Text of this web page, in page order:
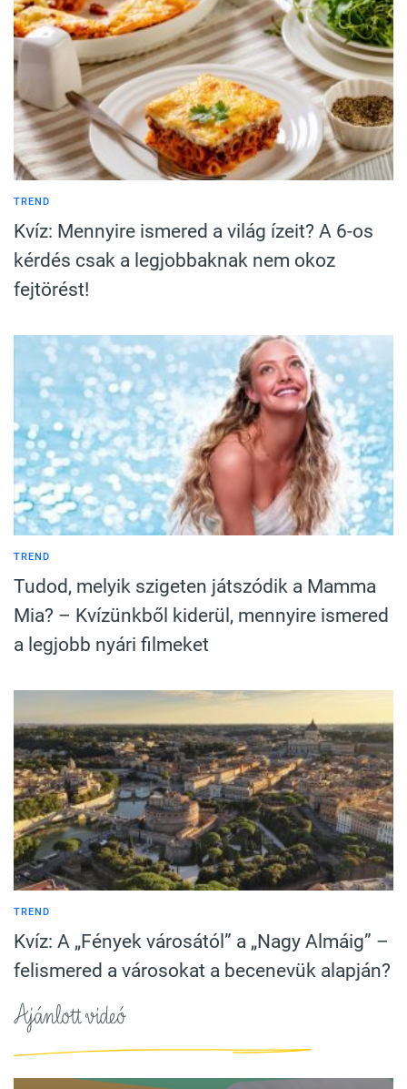
TREND
Kvíz: Mennyire ismered a világ ízeit? A 6-os
kérdés csak a legjobbaknak nem okoz
fejtörést!
TREND
Tudod, melyik szigeten játszódik a Mamma
Mia? – Kvízünkből kiderül, mennyire ismered
a legjobb nyári filmeket
TREND
Kvíz: A „Fények városától” a „Nagy Almáig” –
felismered a városokat a becenevük alapján?
Ajánlott videó